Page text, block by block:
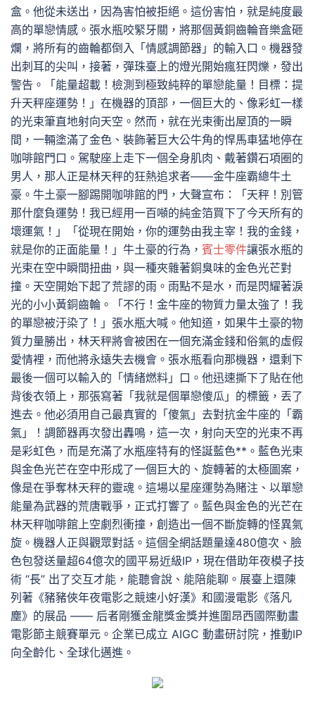
盒。他從未送出，因為害怕被拒絕。這份害怕，就是純度最
高的單戀情感。張水瓶咬緊牙關，將那個黃銅齒輪音樂盒砸
爛，將所有的齒輪都倒入「情感調節器」的輸入口。機器發
出刺耳的尖叫，接著，彈珠臺上的燈光開始瘋狂閃爍，發出
警告。「能量超載！檢測到極致純粹的單戀能量！目標：提
升天秤座運勢！」在機器的頂部，一個巨大的、像彩虹一樣
的光束筆直地射向天空。然而，就在光束衝出屋頂的一瞬
間，一輛塗滿了金色、裝飾著巨大公牛角的悍馬車猛地停在
咖啡館門口。駕駛座上走下一個全身肌肉、戴著鑽石項圈的
男人，那人正是林天秤的狂熱追求者——金牛座霸總牛土
豪。牛土豪一腳踢開咖啡館的門，大聲宣布：「天秤！別管
那什麼負運勢！我已經用一百噸的純金箔買下了今天所有的
壞運氣！」「從現在開始，你的運勢由我主宰！我的金錢，
就是你的正面能量！」牛土豪的行為， 賓士零件讓張水瓶的
光束在空中瞬間扭曲，與一種夾雜著銅臭味的金色光芒對
撞。天空開始下起了荒謬的雨。雨點不是水，而是閃耀著淚
光的小小黃銅齒輪。「不行！金牛座的物質力量太強了！我
的單戀被汙染了！」張水瓶大喊。他知道，如果牛土豪的物
質力量勝出，林天秤將會被困在一個充滿金錢和俗氣的虛假
愛情裡，而他將永遠失去機會。張水瓶看向那機器，還剩下
最後一個可以輸入的「情緒燃料」口。他迅速撕下了貼在他
背後衣領上，那張寫著「我就是個單戀傻瓜」的標籤，丟了
進去。他必須用自己最真實的「傻氣」去對抗金牛座的「霸
氣」！調節器再次發出轟鳴，這一次，射向天空的光束不再
是彩虹色，而是充滿了水瓶座特有的怪誕藍色**。藍色光束
與金色光芒在空中形成了一個巨大的、旋轉著的太極圖案，
像是在爭奪林天秤的靈魂。這場以星座運勢為賭注、以單戀
能量為武器的荒唐戰爭，正式打響了。藍色與金色的光芒在
林天秤咖啡館上空劇烈衝撞，創造出一個不斷旋轉的怪異氣
旋。機器人正與觀眾對話。這個全網話題量達480億次、臉
色包發送量超64億次的國平易近級IP，現在借助年夜模子技
術 “長” 出了交互才能，能聽會說、能陪能聊。展臺上還陳
列著《豬豬俠年夜電影之競速小好漢》和國漫電影《落凡
塵》的展品 —— 后者剛獲金龍獎金獎并進圍昂西國際動畫
電影節主競賽單元。企業已成立 AIGC 動畫研討院，推動IP
向全齡化、全球化邁進。